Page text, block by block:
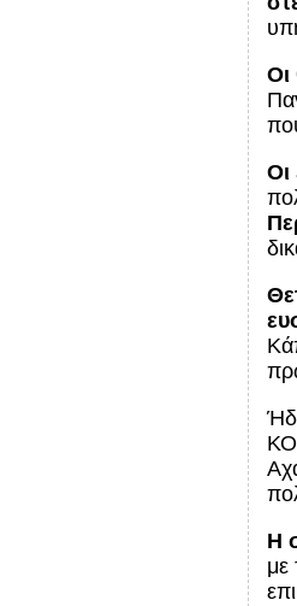
Οι
Οι
Η
με